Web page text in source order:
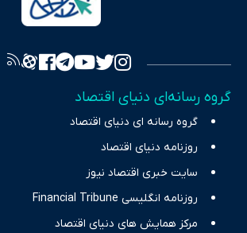
به اصول «انصاف، امانت و صداقت»، بستری برای
تصویری شفاف از واقعیت‌های اقتصادی ارائه دهد. ما
چالش‌های فقر و بیکاری را جست‌وجو کرده و در کنار
نیازهای خبری مخاطبان در حوزه‌های اثرگذار بر
حرفه‌ای و روزآمد پوشش می‌دهیم.
گروه رسانه‌ای دنیای اقتصاد
گروه رسانه ای دنیای اقتصاد
روزنامه دنیای اقتصاد
سایت خبری اقتصاد نیوز
روزنامه انگلیسی Financial Tribune
مرکز همایش های دنیای اقتصاد